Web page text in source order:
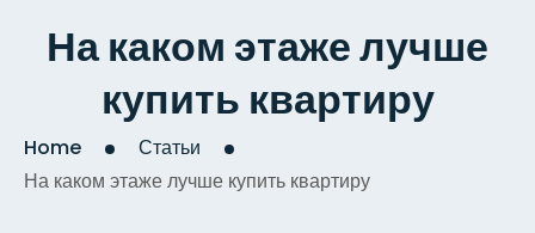
На каком этаже лучше
купить квартиру
Home
Статьи
На каком этаже лучше купить квартиру